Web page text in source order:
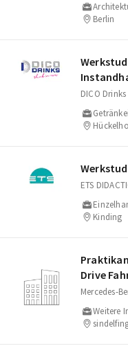
Berlin
DICO
ETS
Kinding
Drive
Mercedes-
Weitere